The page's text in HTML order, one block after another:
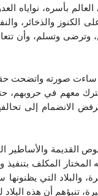
بأسره، نواياه
والذخائر،
وترضى وتسلم، وأن
ساءت صورته واتضحت
معهم في حروبهم، حتى
الانضمام إلى
القديمة
المختار المكلف
والبلاد التي
أن هذه البلاد